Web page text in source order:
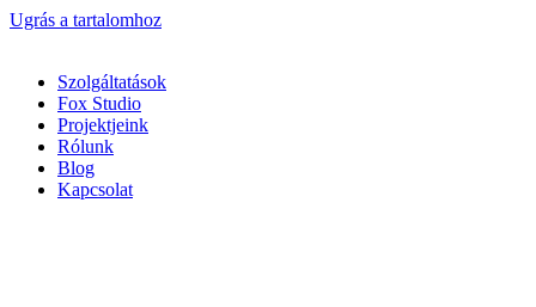
Ugrás a tartalomhoz
Szolgáltatások
Fox Studio
Projektjeink
Rólunk
Blog
Kapcsolat